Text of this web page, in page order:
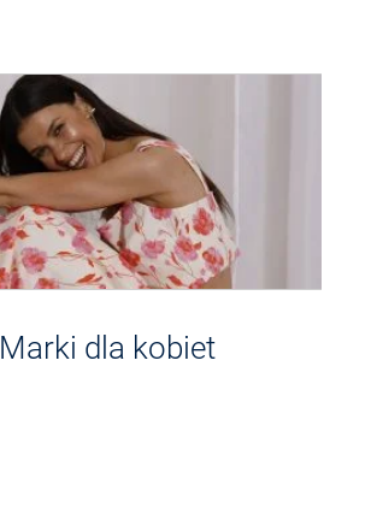
Marki dla kobiet